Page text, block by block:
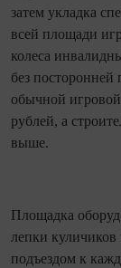
затем укладка
всей площади
колеса
без
обычной
рублей, а
выше.
Площадка
лепки
подъездом к